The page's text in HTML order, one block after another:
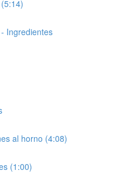
Ingredientes
al horno (4:08)
(1:00)